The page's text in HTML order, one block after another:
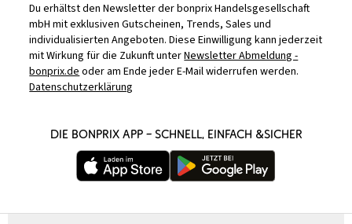
Du erhältst den Newsletter der bonprix Handelsgesellschaft
mbH mit exklusiven Gutscheinen, Trends, Sales und
individualisierten Angeboten. Diese Einwilligung kann jederzeit
mit Wirkung für die Zukunft unterNewsletter Abmeldung -
bonprix.deoder am Ende jeder E-Mail widerrufen werden.
Datenschutzerklärung
DIE BONPRIX APP – SCHNELL, EINFACH &SICHER